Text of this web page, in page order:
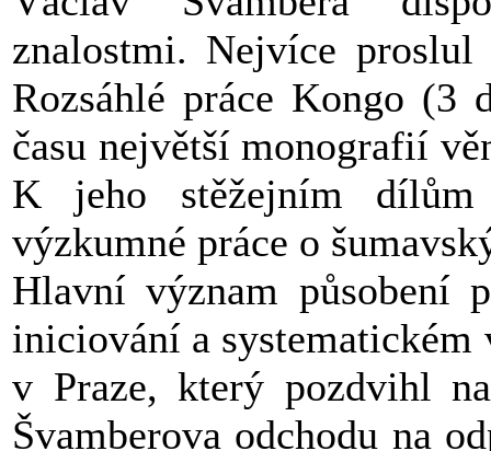
znalostmi. Nejvíce
Rozsáhlé práce Kongo
času největší monografií
K jeho stěžejním dílům
výzkumné práce o
Hlavní význam působení
iniciování a systematickém
v Praze, který pozdvihl
Švamberova odchodu na